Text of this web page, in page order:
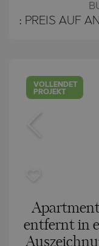
: PREIS AUF
VOLLENDET
PROJEKT
entfernt in